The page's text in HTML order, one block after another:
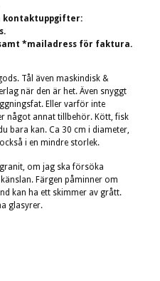
kontaktuppgifter:
*mailadress för faktura.
Tål även maskindisk &
när den är het. Även snyggt
Eller varför inte
något annat tillbehör. Kött, fisk
bara kan. Ca 30 cm i diameter,
i en mindre storlek.
om jag ska försöka
Färgen påminner om
kan ha ett skimmer av grått.
glasyrer.